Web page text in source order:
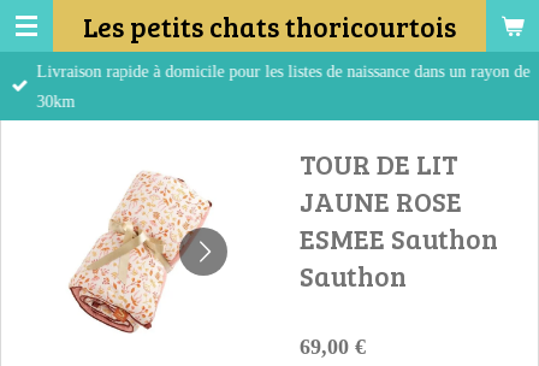
Passer
au
contenu
Les petits chats thoricourtois
Livraison rapide à domicile pour les listes de naissance dans un rayon de
30km
TOUR DE LIT
JAUNE ROSE
ESMEE Sauthon
Sauthon
69,00 €